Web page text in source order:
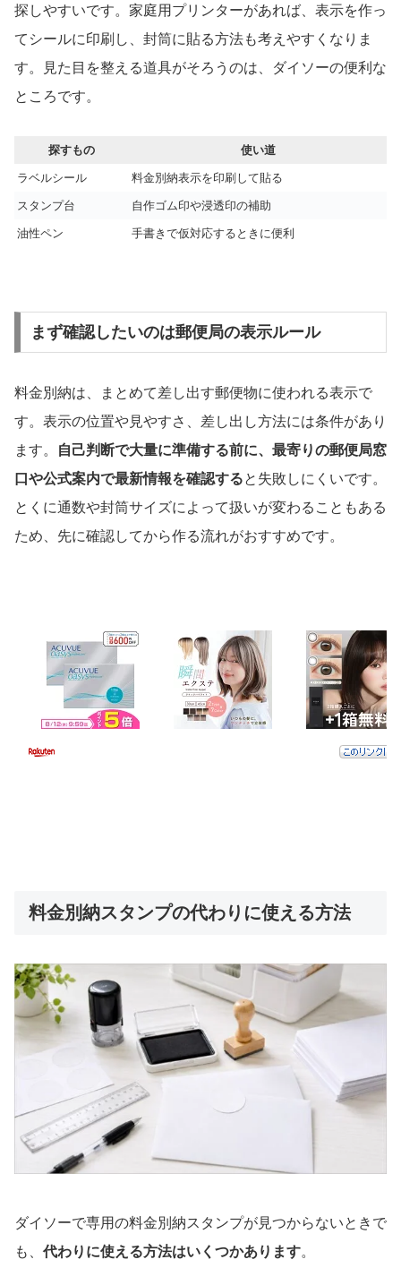
探しやすいです。家庭用プリンターがあれば、表示を作っ
てシールに印刷し、封筒に貼る方法も考えやすくなりま
す。見た目を整える道具がそろうのは、ダイソーの便利な
ところです。
探すもの 使い道
ラベルシール 料金別納表示を印刷して貼る
スタンプ台 自作ゴム印や浸透印の補助
油性ペン 手書きで仮対応するときに便利
まず確認したいのは郵便局の表示ルール
料金別納は、まとめて差し出す郵便物に使われる表示で
す。表示の位置や見やすさ、差し出し方法には条件があり
ます。
自己判断で大量に準備する前に、最寄りの郵便局窓
口や公式案内で最新情報を確認すると失敗しにくいです。
とくに通数や封筒サイズによって扱いが変わることもある
ため、先に確認してから作る流れがおすすめです。
料金別納スタンプの代わりに使える方法
ダイソーで専用の料金別納スタンプが見つからないときで
も、 代わりに使える方法はいくつかあります。